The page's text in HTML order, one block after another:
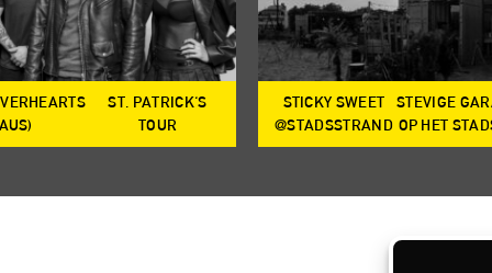
ST. PATRICK'S
TOUR
STICKY SWEET
@STADSSTRAND
STEVIGE
OP HET